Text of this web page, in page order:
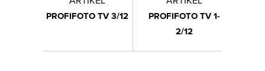
PROFIFOTO TV 3/12
PROFIFOTO TV 1-
2/12